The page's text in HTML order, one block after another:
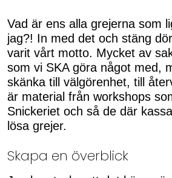
Vad är ens alla grejerna som
jag?! In med det och stäng
varit vårt motto. Mycket av
som vi SKA göra något med,
skänka till välgörenhet, till
är material från workshops
Snickeriet och så de där
lösa grejer.
Skapa en överblick